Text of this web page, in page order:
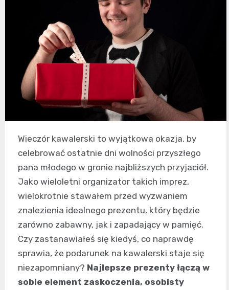
Wieczór kawalerski to wyjątkowa okazja, by
celebrować ostatnie dni wolności przyszłego
pana młodego w gronie najbliższych przyjaciół.
Jako wieloletni organizator takich imprez,
wielokrotnie stawałem przed wyzwaniem
znalezienia idealnego prezentu, który będzie
zarówno zabawny, jak i zapadający w pamięć.
Czy zastanawiałeś się kiedyś, co naprawdę
sprawia, że podarunek na kawalerski staje się
niezapomniany? Najlepsze prezenty łączą w
sobie element zaskoczenia, osobisty